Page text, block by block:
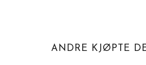
ANDRE KJØPTE